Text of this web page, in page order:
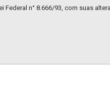
Federal n° 8.666/93, com suas